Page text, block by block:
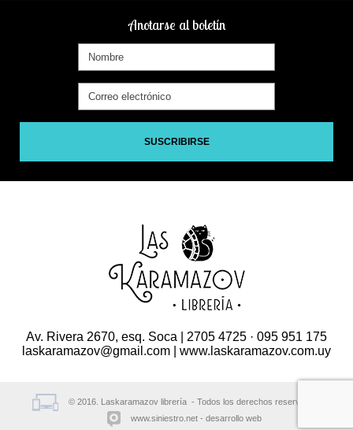
Anotarse al boletín
SUSCRIBIRSE
Av. Rivera 2670, esq. Soca | 2705 4725 · 095 951 175
laskaramazov@gmail.com | www.laskaramazov.com.uy
© 2016. Laskaramazov librería - Todos los derechos reservados.
www.siniestro.net
desarrollo web